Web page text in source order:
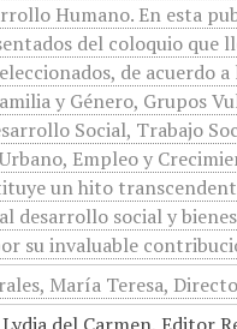
Humano. En esta
del coloquio que
de acuerdo
y Género, Grupos
Social, Trabajo
Empleo y
un hito
desarrollo social y
su invaluable
María Teresa,